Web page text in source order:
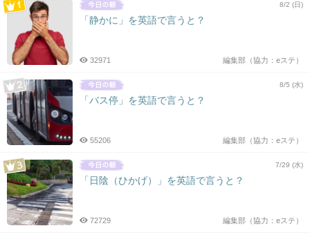
8/2 (日)
「静かに」を英語で言うと？
編集部（協力：eステ）
32971
8/5 (水)
「バス停」を英語で言うと？
編集部（協力：eステ）
55206
7/29 (水)
「日陰（ひかげ）」を英語で言うと？
編集部（協力：eステ）
72729